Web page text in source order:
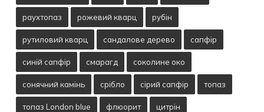
раухтопаз рожевий кварц рубін
рутиловий кварц сандалове дерево сапфір
синій сапфір смарагд соколине око
сонячний камінь срібло сірий сапфір топаз
топаз London blue флюорит цитрін